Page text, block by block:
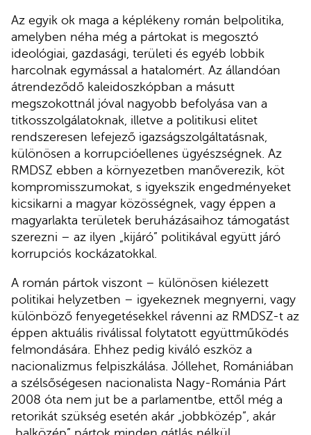
Az egyik ok maga a képlékeny román belpolitika,
amelyben néha még a pártokat is megosztó
ideológiai, gazdasági, területi és egyéb lobbik
harcolnak egymással a hatalomért. Az állandóan
átrendeződő kaleidoszkópban a másutt
megszokottnál jóval nagyobb befolyása van a
titkosszolgálatoknak, illetve a politikusi elitet
rendszeresen lefejező igazságszolgáltatásnak,
különösen a korrupcióellenes ügyészségnek. Az
RMDSZ ebben a környezetben manőverezik, köt
kompromisszumokat, s igyekszik engedményeket
kicsikarni a magyar közösségnek, vagy éppen a
magyarlakta területek beruházásaihoz támogatást
szerezni – az ilyen „kijáró” politikával együtt járó
korrupciós kockázatokkal.
A román pártok viszont – különösen kiélezett
politikai helyzetben – igyekeznek megnyerni, vagy
különböző fenyegetésekkel rávenni az RMDSZ-t az
éppen aktuális riválissal folytatott együttműködés
felmondására. Ehhez pedig kiváló eszköz a
nacionalizmus felpiszkálása. Jóllehet, Romániában
a szélsőségesen nacionalista Nagy-Románia Párt
2008 óta nem jut be a parlamentbe, ettől még a
retorikát szükség esetén akár „jobbközép”, akár